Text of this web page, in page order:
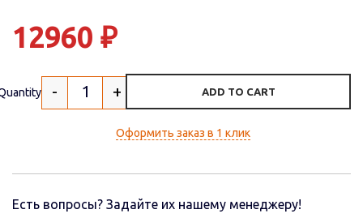
12960 ₽
- + ADD TO CART
Оформить заказ в 1 клик
Есть вопросы? Задайте их нашему менеджеру!